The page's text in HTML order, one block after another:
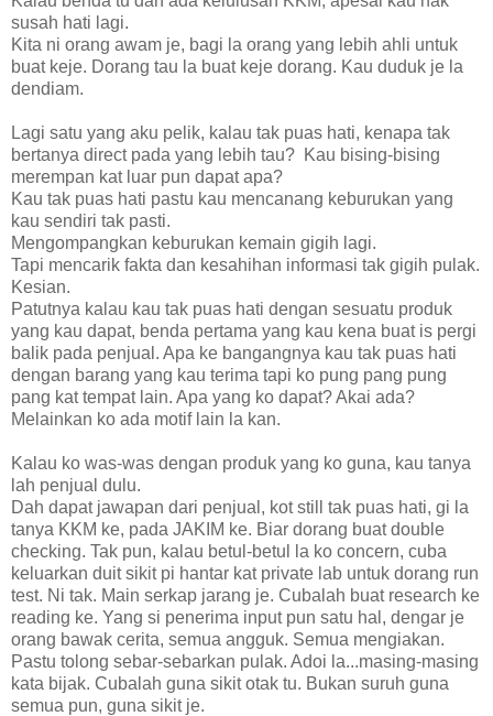
susah hati lagi.
Kita ni orang awam je, bagi la orang yang lebih ahli untuk
buat keje. Dorang tau la buat keje dorang. Kau duduk je la
dendiam.
Lagi satu yang aku pelik, kalau tak puas hati, kenapa tak
bertanya direct pada yang lebih tau? Kau bising-bising
merempan kat luar pun dapat apa?
Kau tak puas hati pastu kau mencanang keburukan yang
kau sendiri tak pasti.
Mengompangkan keburukan kemain gigih lagi.
Tapi mencarik fakta dan kesahihan informasi tak gigih pulak.
Kesian.
Patutnya kalau kau tak puas hati dengan sesuatu produk
yang kau dapat, benda pertama yang kau kena buat is pergi
balik pada penjual. Apa ke bangangnya kau tak puas hati
dengan barang yang kau terima tapi ko pung pang pung
pang kat tempat lain. Apa yang ko dapat? Akai ada?
Melainkan ko ada motif lain la kan.
Kalau ko was-was dengan produk yang ko guna, kau tanya
lah penjual dulu.
Dah dapat jawapan dari penjual, kot still tak puas hati, gi la
tanya KKM ke, pada JAKIM ke. Biar dorang buat double
checking. Tak pun, kalau betul-betul la ko concern, cuba
keluarkan duit sikit pi hantar kat private lab untuk dorang run
test. Ni tak. Main serkap jarang je. Cubalah buat research ke
reading ke. Yang si penerima input pun satu hal, dengar je
orang bawak cerita, semua angguk. Semua mengiakan.
Pastu tolong sebar-sebarkan pulak. Adoi la...masing-masing
kata bijak. Cubalah guna sikit otak tu. Bukan suruh guna
semua pun, guna sikit je.